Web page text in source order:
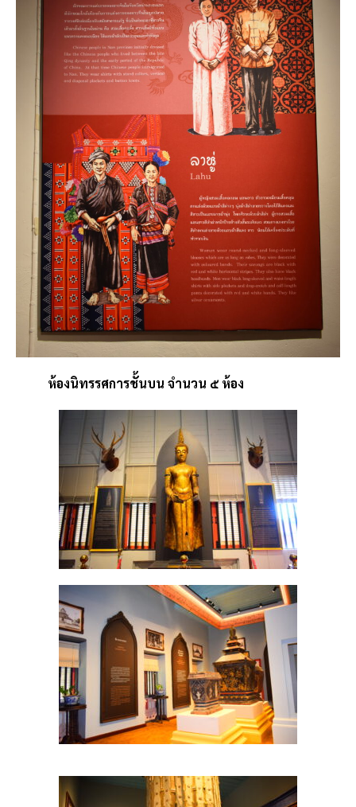
ห้องนิทรรศการชั้นบน จำนวน ๕ ห้อง